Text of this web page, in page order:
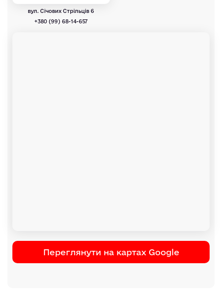
вул. Січових Стрільців 6
+380 (99) 68-14-657
Переглянути на картах Google